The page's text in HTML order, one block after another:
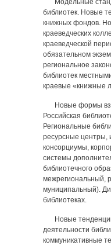
Модельные
библиотек. Новые
книжных фондов.
краеведческих
краеведческой
обязательном
региональное
библиотек
краевые «книжные
Новые формы
Российская
Региональные
ресурсные центры,
консорциумы,
системы
библиотечного
межрегиональный,
муниципальный).
библиотеках.
Новые
деятельности
коммуникативные